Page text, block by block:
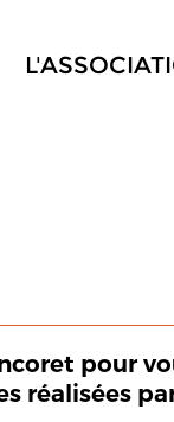
pour
réalisées